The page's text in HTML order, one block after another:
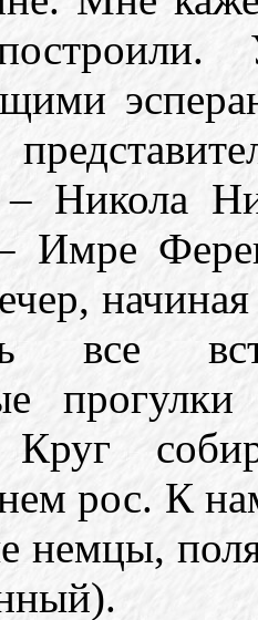
– Никола
Имре
все
рос. К
немцы,